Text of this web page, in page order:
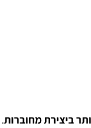
ביצירת מחוברות.